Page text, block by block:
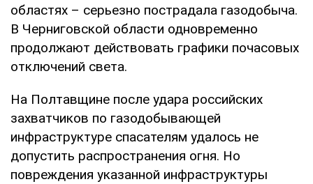
областях – серьезно пострадала газодобыча.
В Черниговской области одновременно
продолжают действовать графики почасовых
отключений света.
На Полтавщине после удара российских
захватчиков по газодобывающей
инфраструктуре спасателям удалось не
допустить распространения огня. Но
повреждения указанной инфраструктуры